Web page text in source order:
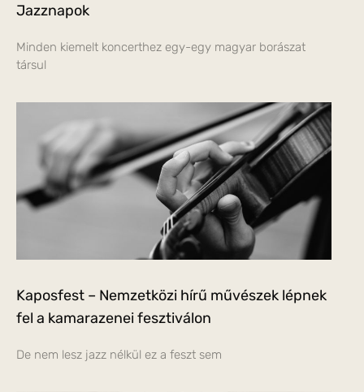
Jazznapok
Minden kiemelt koncerthez egy-egy magyar borászat
társul
Kaposfest – Nemzetközi hírű művészek lépnek
fel a kamarazenei fesztiválon
De nem lesz jazz nélkül ez a feszt sem